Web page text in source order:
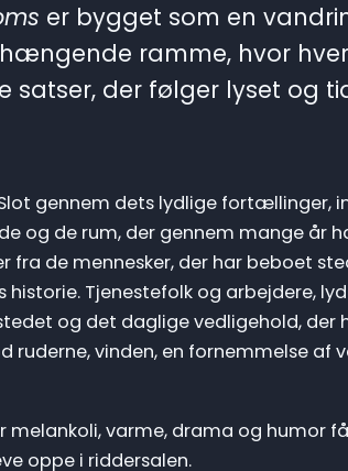
er bygget som en
ramme, hvor
satser, der følger lyset og
gennem dets lydlige fortællinger,
og de rum, der gennem mange år
fra de mennesker, der har beboet
Tjenestefolk og arbejdere,
og det daglige vedligehold, der
ruderne, vinden, en fornemmelse af
varme, drama og humor
oppe i riddersalen.